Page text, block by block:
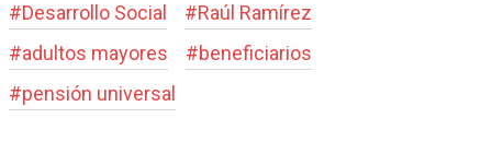
#Desarrollo Social #Raúl Ramírez
#adultos mayores #beneficiarios
#pensión universal